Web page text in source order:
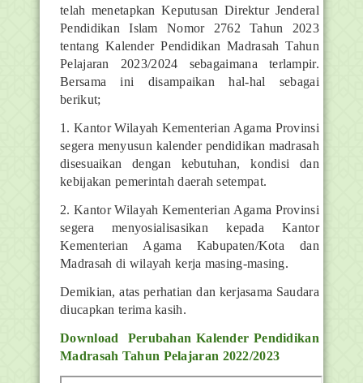
telah menetapkan Keputusan Direktur Jenderal
Pendidikan Islam Nomor 2762 Tahun 2023
tentang Kalender Pendidikan Madrasah Tahun
Pelajaran 2023/2024 sebagaimana terlampir.
Bersama ini disampaikan hal-hal sebagai
berikut;
1. Kantor Wilayah Kementerian Agama Provinsi
segera menyusun kalender pendidikan madrasah
disesuaikan dengan kebutuhan, kondisi dan
kebijakan pemerintah daerah setempat.
2. Kantor Wilayah Kementerian Agama Provinsi
segera menyosialisasikan kepada Kantor
Kementerian Agama Kabupaten/Kota dan
Madrasah di wilayah kerja masing-masing.
Demikian, atas perhatian dan kerjasama Saudara
diucapkan terima kasih.
Download Perubahan Kalender Pendidikan
Madrasah Tahun Pelajaran 2022/2023